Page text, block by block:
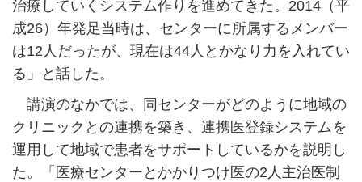
治療していくシステム作りを進めてきた。2014（平
成26）年発足当時は、センターに所属するメンバー
は12人だったが、現在は44人とかなり力を入れてい
る」と話した。
講演のなかでは、同センターがどのように地域の
クリニックとの連携を築き、連携医登録システムを
運用して地域で患者をサポートしているかを説明し
た。「医療センターとかかりつけ医の2人主治医制